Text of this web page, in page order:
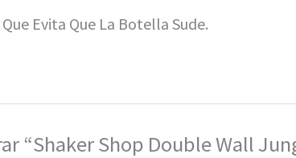
Evita Que La Botella Sude.
“Shaker Shop Double Wall